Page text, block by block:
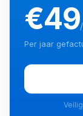
€49
Per jaar